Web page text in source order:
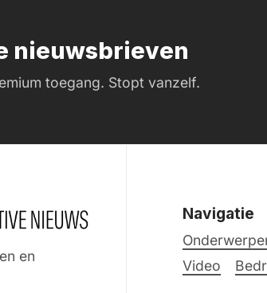
nieuwsbrieven
toegang. Stopt vanzelf.
en
Navigatie
Video